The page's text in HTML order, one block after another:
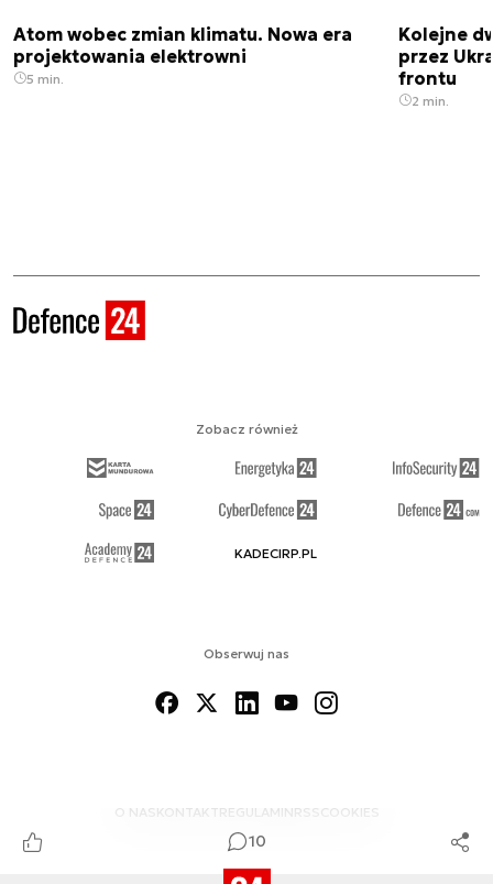
10
Atom wobec zmian klimatu. Nowa era
projektowania elektrowni
5 min.
Kolejne
przez
frontu
2 min.
Obserwuj nas
O NAS KONTAKTREGULAMINRSS COOKIES
Zobacz również
KADECIRP.PL